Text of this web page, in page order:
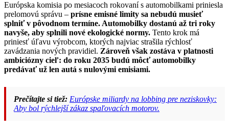
Európska komisia po mesiacoch rokovaní s automobilkami priniesla
prelomovú správu – prísne emisné limity sa nebudú musieť
splniť v pôvodnom termíne. Automobilky dostanú až tri roky
navyše, aby splnili nové ekologické normy. Tento krok má
priniesť úľavu výrobcom, ktorých najviac strašila rýchlosť
zavádzania nových pravidiel. Zároveň však zostáva v platnosti
ambiciózny cieľ: do roku 2035 budú môcť automobilky
predávať už len autá s nulovými emisiami.
Prečítajte si tiež: Európske miliardy na lobbing pre neziskovky:
Aby bol rýchlejší zákaz spaľovacích motorov.